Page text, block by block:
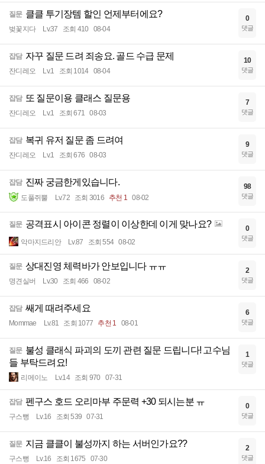
질문 클클 투기장템 할인 언제부터에요?
벚꽃지다 Lv.37 조회 410 08-04
0
댓글
잡담 자꾸 질문 드려 죄송요. 골드 수급 문제
잔디레오 Lv.1 조회 1014 08-04
10
댓글
잡담 또 질문이용 클래스 질문용
잔디레오 Lv.1 조회 671 08-03
7
댓글
잡담 복귀 유저 질문 좀 드려여
잔디레오 Lv.1 조회 676 08-03
9
댓글
잡담 진짜 궁금한게있습니다.
도풀쥐뿔 Lv.72 조회 3016 추천 1 08-02
98
댓글
질문 공격표시 아이콘 정렬이 이상한데 이게 맞나요?
악마지드리안 Lv.87 조회 554 08-02
0
댓글
질문 상대진영 체력바가 안보입니다 ㅠㅠ
명견실버 Lv.30 조회 466 08-02
2
댓글
잡담 쌔게 때려주세요
Mommae Lv.81 조회 1077 추천 1 08-01
6
댓글
질문 불성 클래식 파괴의 도끼 관련 질문 드립니다! 고수님
들 부탁드려요!
리메이노 Lv.14 조회 970 07-31
1
댓글
잡담 펜구스 호드 오리마부 주문력 +30 되시는분 ㅠ
구스뻥 Lv.16 조회 539 07-31
0
댓글
질문 지금 클클이 불성까지 하는 서버인가요??
구스뻥 Lv.16 조회 1675 07-30
2
댓글